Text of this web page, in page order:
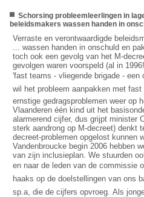
Schorsing probleemleerlingen in
beleidsmakers wassen handen in
Verraste en verontwaardigde
... wassen handen in onschuld en
toch ook een gevolg van het M-
gevolgen waren voorspeld (al in
'fast teams - vliegende brigade - een
wil het probleem aanpakken met
ernstige gedragsproblemen weer op
Vlaanderen één kind uit het
alarmerend cijfer, dus grijpt minister
sterk aandrong op M-decreet) denkt
decreet-problemen opgelost kunnen
Vandenbroucke begin 2006 hebben
van zijn inclusieplan. We stuurden
en naar de leden van de commissie
haaks op de doelstellingen van ons
sp.a, die de cijfers opvroeg. Als